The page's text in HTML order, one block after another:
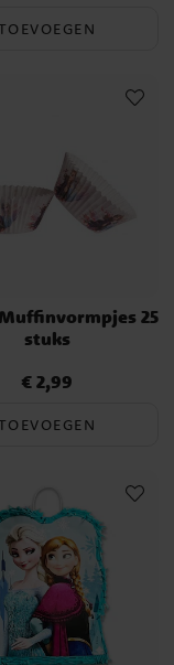
25
stuks
Prijs :€ 2,99
€ 2,99